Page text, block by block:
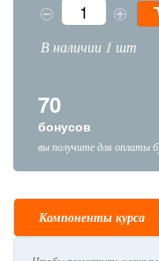
В наличии 1 шт
70
бонусов
вы получите для оплаты
Компоненты курса